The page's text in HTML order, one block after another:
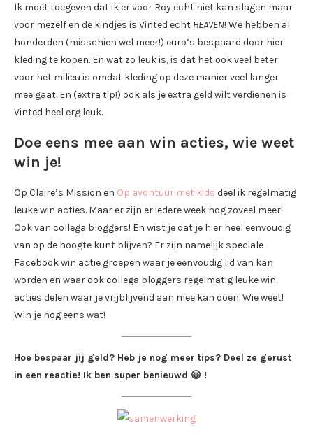
Ik moet toegeven dat ik er voor Roy echt niet kan slagen maar
voor mezelf en de kindjes is Vinted echt HEAVEN! We hebben al
honderden (misschien wel meer!) euro’s bespaard door hier
kleding te kopen. En wat zo leuk is, is dat het ook veel beter
voor het milieu is omdat kleding op deze manier veel langer
mee gaat. En (extra tip!) ook als je extra geld wilt verdienen is
Vinted heel erg leuk.
Doe eens mee aan win acties, wie weet
win je!
Op Claire’s Mission en Op avontuur met kids deel ik regelmatig
leuke win acties. Maar er zijn er iedere week nog zoveel meer!
Ook van collega bloggers! En wist je dat je hier heel eenvoudig
van op de hoogte kunt blijven? Er zijn namelijk speciale
Facebook win actie groepen waar je eenvoudig lid van kan
worden en waar ook collega bloggers regelmatig leuke win
acties delen waar je vrijblijvend aan mee kan doen. Wie weet!
Win je nog eens wat!
Hoe bespaar jij geld? Heb je nog meer tips? Deel ze gerust
in een reactie! Ik ben super benieuwd 😀 !